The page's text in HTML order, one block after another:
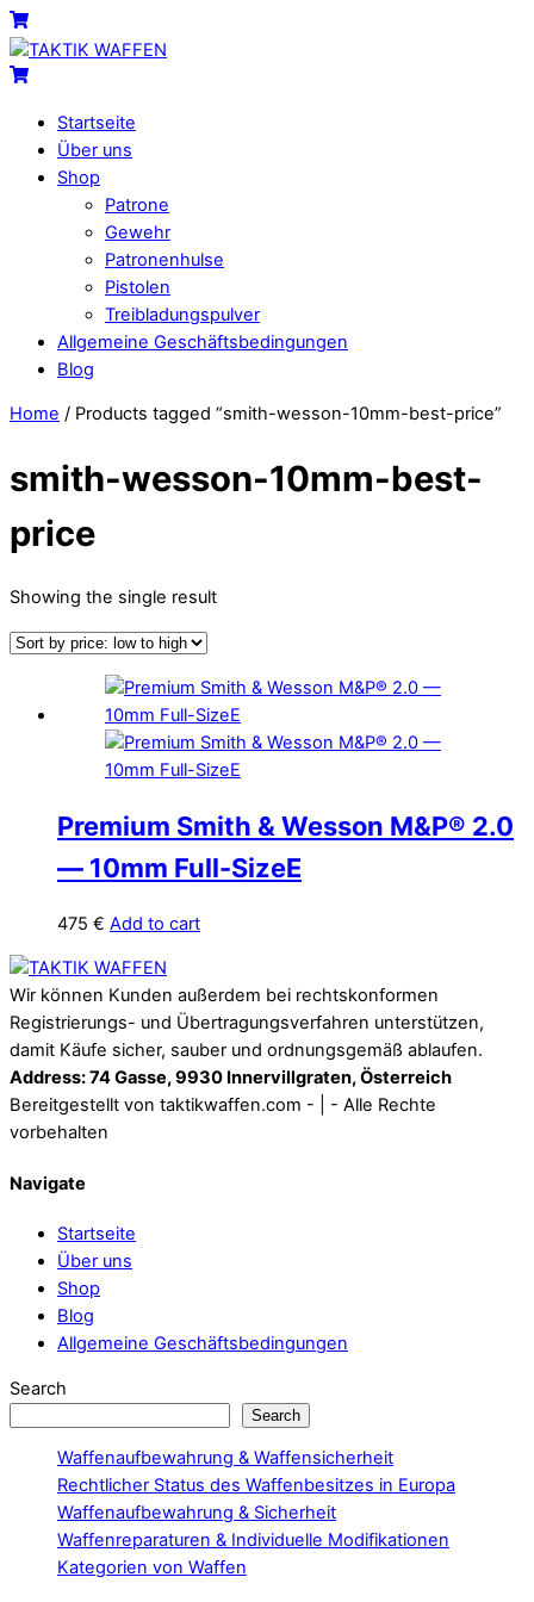
Skip
to
content
Menu
Cart
Cart
Startseite
Über uns
Shop
Patrone
Gewehr
Patronenhulse
Pistolen
Treibladungspulver
Allgemeine Geschäftsbedingungen
Blog
Close
Close
Home / Products tagged “smith-wesson-10mm-best-price”
smith-wesson-10mm-best-
price
Showing the single result
Premium Smith & Wesson M&P® 2.0
— 10mm Full-SizeE
475 € Add to cart
Back
To
Top
Wir können Kunden außerdem bei rechtskonformen
Registrierungs- und Übertragungsverfahren unterstützen,
damit Käufe sicher, sauber und ordnungsgemäß ablaufen.
Address: 74 Gasse, 9930 Innervillgraten, Österreich
Bereitgestellt von taktikwaffen.com - | - Alle Rechte
vorbehalten
Navigate
Startseite
Über uns
Shop
Blog
Allgemeine Geschäftsbedingungen
Search
Search
Waffenaufbewahrung & Waffensicherheit
Rechtlicher Status des Waffenbesitzes in Europa
Waffenaufbewahrung & Sicherheit
Waffenreparaturen & Individuelle Modifikationen
Kategorien von Waffen